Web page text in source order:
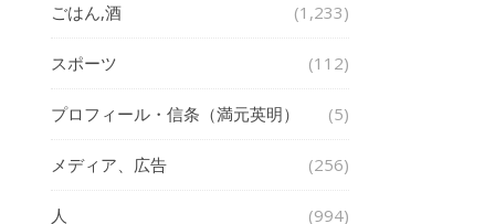
ごはん,酒 (1,233)
スポーツ (112)
プロフィール・信条（満元英明） (5)
メディア、広告 (256)
人 (994)